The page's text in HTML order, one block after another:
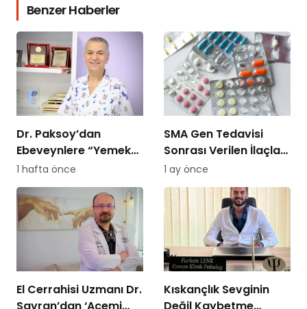
Benzer Haberler
Dr. Paksoy’dan
Ebeveynlere “Yemek
Savaşı” Uyarısı: “B
Planı Sunmayın,
Kararlı Olun”
1 hafta önce
SMA Gen Tedavisi
Sonrası Verilen İlaçları
SGK Ödemeyecek!
1 ay önce
El Cerrahisi Uzmanı Dr.
Kıskançlık Sevginin